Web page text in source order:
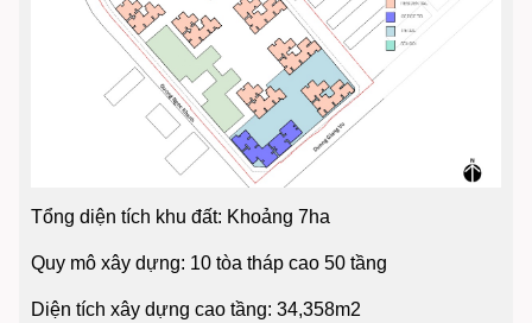
Tổng diện tích khu đất: Khoảng 7ha
Quy mô xây dựng: 10 tòa tháp cao 50 tầng
Diện tích xây dựng cao tầng: 34,358m2